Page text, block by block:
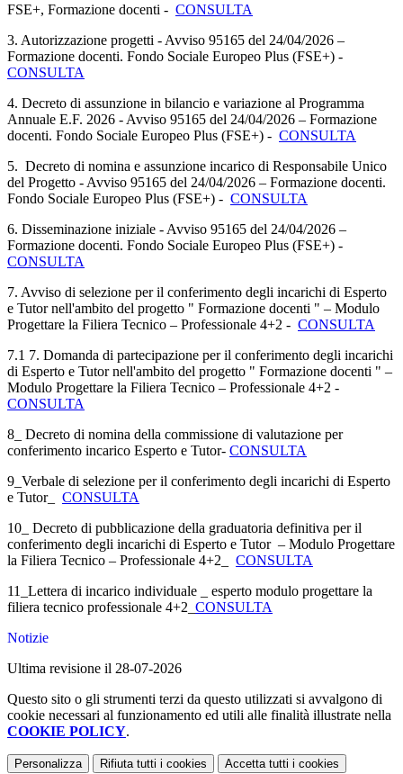
FSE+, Formazione docenti - CONSULTA
3. Autorizzazione progetti - Avviso 95165 del 24/04/2026 –
Formazione docenti. Fondo Sociale Europeo Plus (FSE+) -
CONSULTA
4. Decreto di assunzione in bilancio e variazione al Programma
Annuale E.F. 2026 - Avviso 95165 del 24/04/2026 – Formazione
docenti. Fondo Sociale Europeo Plus (FSE+) - CONSULTA
5. Decreto di nomina e assunzione incarico di Responsabile Unico
del Progetto - Avviso 95165 del 24/04/2026 – Formazione docenti.
Fondo Sociale Europeo Plus (FSE+) - CONSULTA
6. Disseminazione iniziale - Avviso 95165 del 24/04/2026 –
Formazione docenti. Fondo Sociale Europeo Plus (FSE+) -
CONSULTA
7. Avviso di selezione per il conferimento degli incarichi di Esperto
e Tutor nell'ambito del progetto " Formazione docenti " – Modulo
Progettare la Filiera Tecnico – Professionale 4+2 - CONSULTA
7.1 7. Domanda di partecipazione per il conferimento degli incarichi
di Esperto e Tutor nell'ambito del progetto " Formazione docenti " –
Modulo Progettare la Filiera Tecnico – Professionale 4+2 -
CONSULTA
8_ Decreto di nomina della commissione di valutazione per
conferimento incarico Esperto e Tutor- CONSULTA
9_Verbale di selezione per il conferimento degli incarichi di Esperto
e Tutor_ CONSULTA
10_ Decreto di pubblicazione della graduatoria definitiva per il
conferimento degli incarichi di Esperto e Tutor – Modulo Progettare
la Filiera Tecnico – Professionale 4+2_ CONSULTA
11_Lettera di incarico individuale _ esperto modulo progettare la
filiera tecnico professionale 4+2_ CONSULTA
Notizie
Ultima revisione il 28-07-2026
Questo sito o gli strumenti terzi da questo utilizzati si avvalgono di
cookie necessari al funzionamento ed utili alle finalità illustrate nella
COOKIE POLICY.
Personalizza Rifiuta tutti i cookies Accetta tutti i cookies